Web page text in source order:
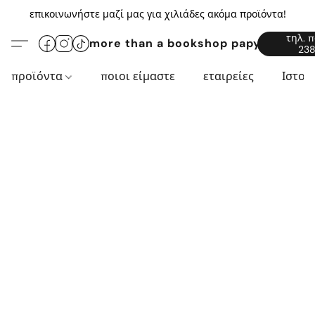
επικοινωνήστε μαζί μας για χιλιάδες ακόμα προϊόντα!
more than a bookshop
τηλ.
προϊόντα ποιοι είμαστε εταιρείες